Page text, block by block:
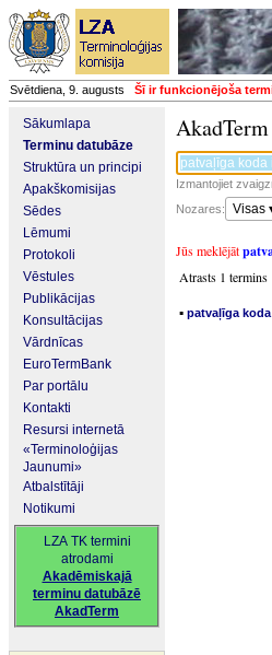
Svētdiena, 9. augusts Šī ir funkcionējoša
Sākumlapa
Terminu datubāze
Struktūra un principi
Apakškomisijas
Sēdes
Lēmumi
Protokoli
Vēstules
Publikācijas
Konsultācijas
Vārdnīcas
EuroTermBank
Par portālu
Kontakti
Resursi internetā
«Terminoloģijas
Jaunumi»
Atbalstītāji
Notikumi
LZA TK termini
atrodami
Akadēmiskajā
terminu datubāzē
AkadTerm
Izmantojiet
Nozares:
Visas
Jūs meklējāt
Atrasts 1 termins
▪ patvaļīga